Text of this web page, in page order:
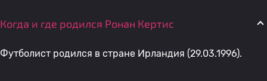
Когда и где родился Ронан Кертис
Футболист родился в стране Ирландия (29.03.1996).